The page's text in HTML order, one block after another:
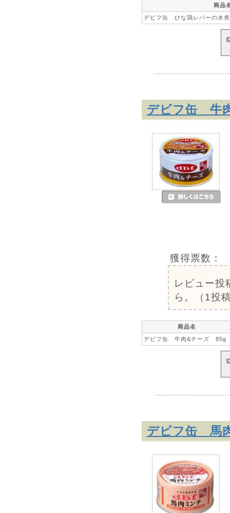
商品
デビフ缶 ひな鶏レバーの水
デビフ缶 牛
獲得票数：
レビュー投
ら。（1投
商品名
デビフ缶 牛肉&チーズ 85g
デビフ缶 馬